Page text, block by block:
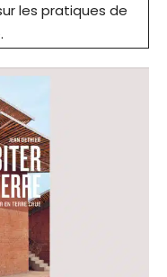
les pratiques de